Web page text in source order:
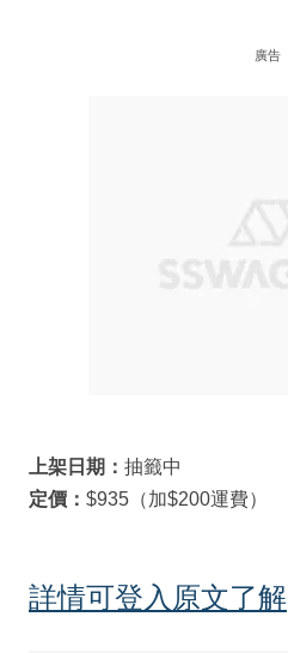
廣告
上架日期： 抽籤中
定價： $935（加$200運費）
詳情可登入原文了解